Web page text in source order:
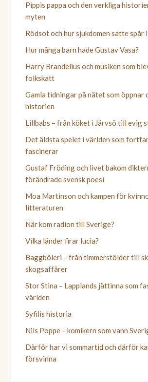
Pippis pappa och den verkliga
myten
Rödsot och hur sjukdomen satte spår
Hur många barn hade Gustav Vasa?
Harry Brandelius och musiken som
folkskatt
Gamla tidningar på nätet som öppnar
historien
Lillbabs – från köket i Järvsö till evig
Det äldsta spelet i världen som
fascinerar
Gustaf Fröding och livet bakom
förändrade svensk poesi
Moa Martinson och kampen för
litteraturen
När kom radion till Sverige?
Vilka länder firar lucia?
Baggböleri – från timmerstölder till
skogsaffärer
Stor Stina – Lapplands jättinna som
världen
Syfilis historia
Nils Poppe – komikern som vann
Därför har vi sommartid och därför
försvinna